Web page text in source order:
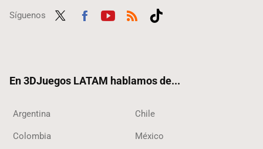
Síguenos
En 3DJuegos LATAM hablamos de...
Argentina Chile
Colombia México